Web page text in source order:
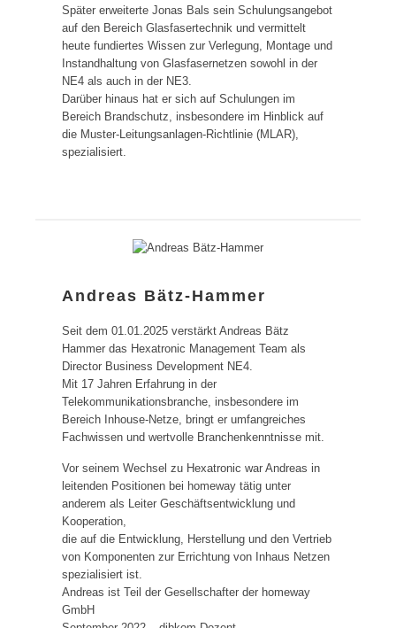
Später erweiterte Jonas Bals sein Schulungsangebot
auf den Bereich Glasfasertechnik und vermittelt
heute fundiertes Wissen zur Verlegung, Montage und
Instandhaltung von Glasfasernetzen sowohl in der
NE4 als auch in der NE3.
Darüber hinaus hat er sich auf Schulungen im
Bereich Brandschutz, insbesondere im Hinblick auf
die Muster-Leitungsanlagen-Richtlinie (MLAR),
spezialisiert.
Andreas Bätz-Hammer
Seit dem 01.01.2025 verstärkt Andreas Bätz
Hammer das Hexatronic Management Team als
Director Business Development NE4.
Mit 17 Jahren Erfahrung in der
Telekommunikationsbranche, insbesondere im
Bereich Inhouse-Netze, bringt er umfangreiches
Fachwissen und wertvolle Branchenkenntnisse mit.
Vor seinem Wechsel zu Hexatronic war Andreas in
leitenden Positionen bei homeway tätig unter
anderem als Leiter Geschäftsentwicklung und
Kooperation,
die auf die Entwicklung, Herstellung und den Vertrieb
von Komponenten zur Errichtung von Inhaus Netzen
spezialisiert ist.
Andreas ist Teil der Gesellschafter der homeway
GmbH